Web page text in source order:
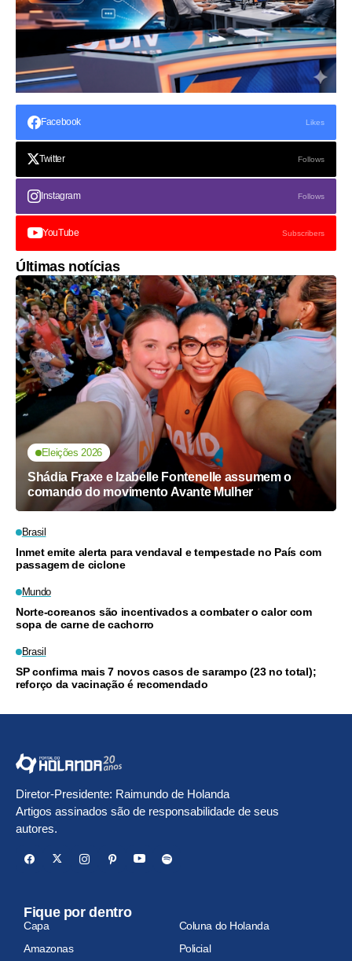
Facebook Likes
Twitter Follows
Instagram Follows
YouTube Subscribers
Últimas notícias
Eleições 2026
Shádia Fraxe e Izabelle Fontenelle assumem o
comando do movimento Avante Mulher
Brasil
Inmet emite alerta para vendaval e tempestade no País com
passagem de ciclone
Mundo
Norte-coreanos são incentivados a combater o calor com
sopa de carne de cachorro
Brasil
SP confirma mais 7 novos casos de sarampo (23 no total);
reforço da vacinação é recomendado
Diretor-Presidente: Raimundo de Holanda
Artigos assinados são de responsabilidade de seus
autores.
Fique por dentro
Capa
Coluna do Holanda
Amazonas
Policial